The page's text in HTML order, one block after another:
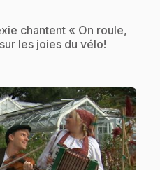
chantent « On roule,
les joies du vélo!